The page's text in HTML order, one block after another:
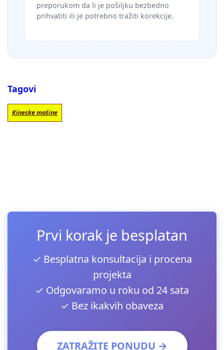
preporukom da li je pošiljku bezbedno
prihvatiti ili je potrebno tražiti korekcije.
Tagovi
Kineske mašine
Prvi korak je besplatan
✓ Besplatna konsultacija i procena
projekta
✓ Odgovaramo u roku od 24 sata
✓ Bez ikakvih obaveza
ZATRAŽITE PONUDU →